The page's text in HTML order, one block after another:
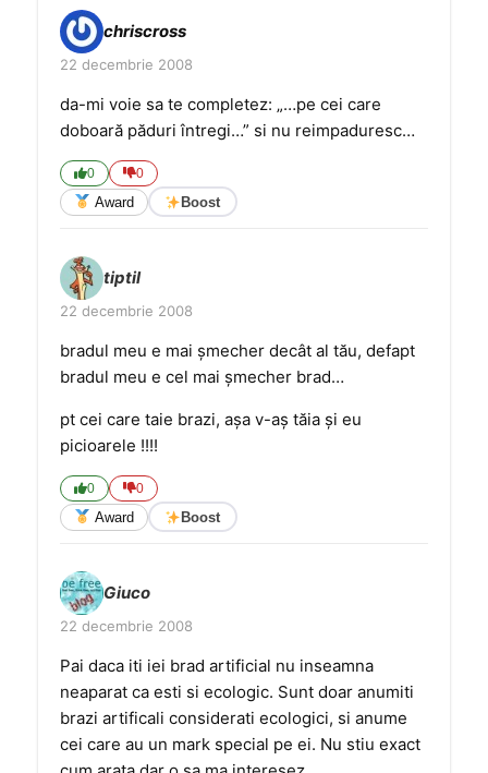
chriscross
22 decembrie 2008
da-mi voie sa te completez: „…pe cei care
doboară păduri întregi…” si nu reimpaduresc…
0 0
Award Boost
tiptil
22 decembrie 2008
bradul meu e mai şmecher decât al tău, defapt
bradul meu e cel mai şmecher brad…
pt cei care taie brazi, aşa v-aş tăia şi eu
picioarele !!!!
0 0
Award Boost
Giuco
22 decembrie 2008
Pai daca iti iei brad artificial nu inseamna
neaparat ca esti si ecologic. Sunt doar anumiti
brazi artificali considerati ecologici, si anume
cei care au un mark special pe ei. Nu stiu exact